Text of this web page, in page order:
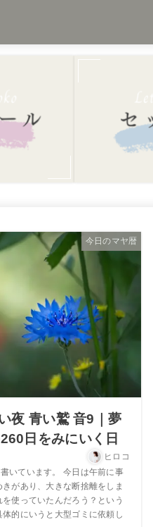
今日のマヤ暦
夜 青い鷲 音9｜夢
日をみにいく日
ヒロコ
いています。 今日は午前に事
があり、大きな断捨離をしま
使っていたんだろう？という
的にいうと大型ゴミに依頼し